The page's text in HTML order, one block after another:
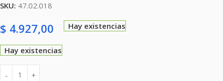
SKU: 47.02.018
$ 4.927,00 Hay existencias
Hay existencias